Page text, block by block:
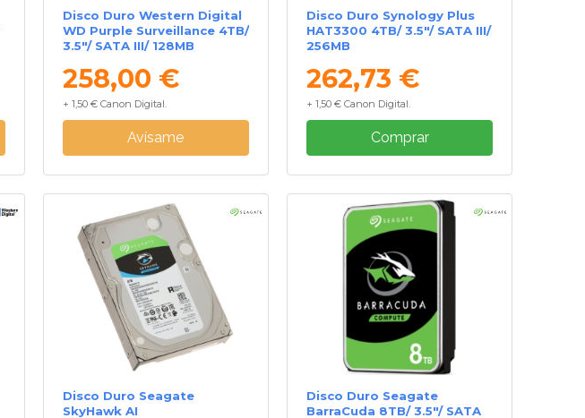
Disco Duro Western Digital
WD Purple Surveillance 4TB/
3.5"/ SATA III/ 128MB
258,00 €
+ 1,50 € Canon Digital.
Avísame
Disco Duro Synology Plus
HAT3300 4TB/ 3.5"/ SATA III/
256MB
262,73 €
+ 1,50 € Canon Digital.
Comprar
Disco Duro Seagate
SkyHawk AI
Disco Duro Seagate
BarraCuda 8TB/ 3.5"/ SATA